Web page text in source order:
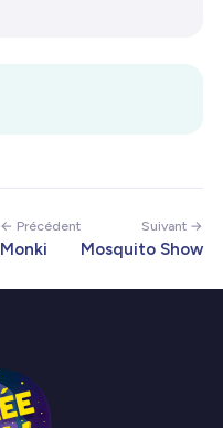
← Précédent
Monki
Suivant →
Mosquito Show